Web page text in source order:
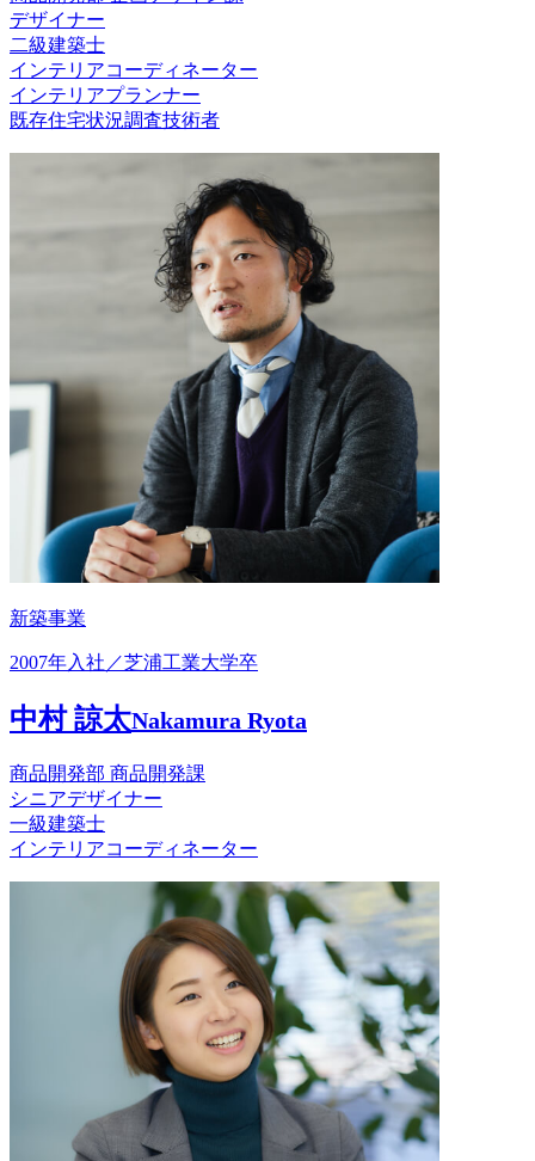
デザイナー
二級建築士
インテリアコーディネーター
インテリアプランナー
既存住宅状況調査技術者
新築事業
2007年入社／芝浦工業大学卒
中村 諒太Nakamura Ryota
商品開発部 商品開発課
シニアデザイナー
一級建築士
インテリアコーディネーター